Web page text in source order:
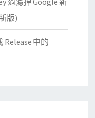
過濾掉 Google 新
版)
Release 中的